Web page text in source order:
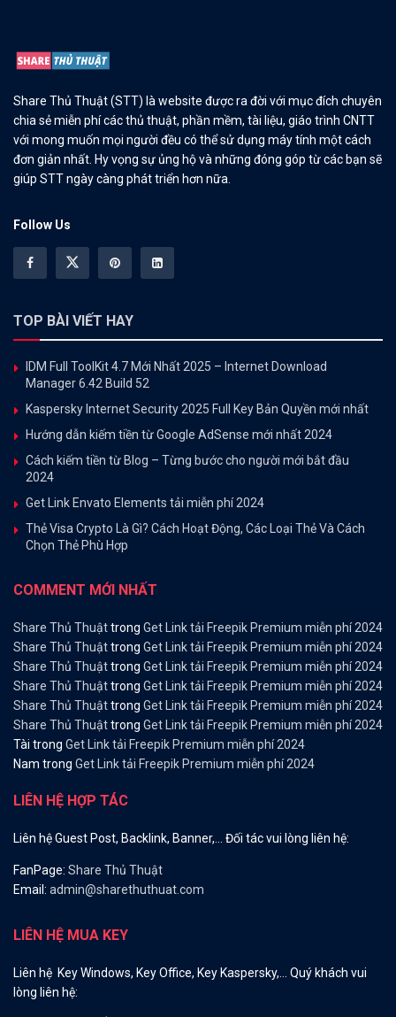
Share Thủ Thuật (STT) là website được ra đời với mục đích chuyên
chia sẻ miễn phí các thủ thuật, phần mềm, tài liệu, giáo trình CNTT
với mong muốn mọi người đều có thể sử dụng máy tính một cách
đơn giản nhất. Hy vọng sự ủng hộ và những đóng góp từ các bạn sẽ
giúp STT ngày càng phát triển hơn nữa.
Follow Us
TOP BÀI VIẾT HAY
IDM Full ToolKit 4.7 Mới Nhất 2025 – Internet Download
Manager 6.42 Build 52
Kaspersky Internet Security 2025 Full Key Bản Quyền mới nhất
Hướng dẫn kiếm tiền từ Google AdSense mới nhất 2024
Cách kiếm tiền từ Blog – Từng bước cho người mới bắt đầu
2024
Get Link Envato Elements tải miễn phí 2024
Thẻ Visa Crypto Là Gì? Cách Hoạt Động, Các Loại Thẻ Và Cách
Chọn Thẻ Phù Hợp
COMMENT MỚI NHẤT
Share Thủ Thuậttrong Get Link tải Freepik Premium miễn phí 2024
Share Thủ Thuậttrong Get Link tải Freepik Premium miễn phí 2024
Share Thủ Thuậttrong Get Link tải Freepik Premium miễn phí 2024
Share Thủ Thuậttrong Get Link tải Freepik Premium miễn phí 2024
Share Thủ Thuậttrong Get Link tải Freepik Premium miễn phí 2024
Share Thủ Thuậttrong Get Link tải Freepik Premium miễn phí 2024
Tài trong Get Link tải Freepik Premium miễn phí 2024
Nam trong Get Link tải Freepik Premium miễn phí 2024
LIÊN HỆ HỢP TÁC
Liên hệ Guest Post, Backlink, Banner,… Đối tác vui lòng liên hệ:
FanPage: Share Thủ Thuật
Email: admin@sharethuthuat.com
LIÊN HỆ MUA KEY
Liên hệ Key Windows, Key Office, Key Kaspersky,… Quý khách vui
lòng liên hệ: